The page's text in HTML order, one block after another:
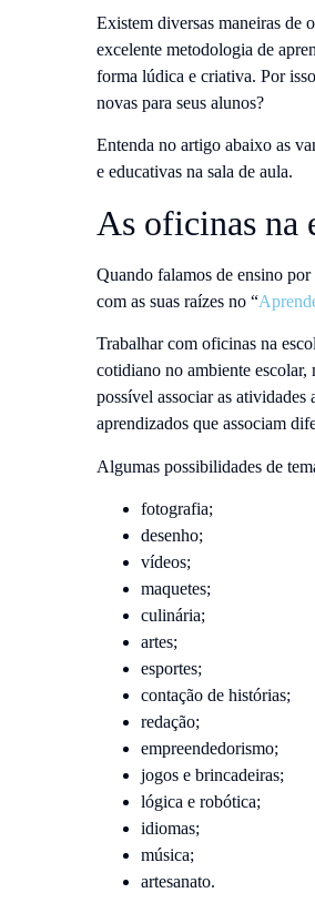
Existem diversas maneiras de
excelente metodologia de
forma lúdica e criativa. Por
novas para seus alunos?
Entenda no artigo abaixo as
e educativas na sala de aula.
As oficinas na
Quando falamos de ensino
com as suas raízes no “
Trabalhar com oficinas na
cotidiano no ambiente
possível associar as
aprendizados que associam
Algumas possibilidades de
fotografia;
desenho;
vídeos;
maquetes;
culinária;
artes;
esportes;
contação de histórias;
redação;
empreendedorismo;
jogos e brincadeiras;
lógica e robótica;
idiomas;
música;
artesanato.